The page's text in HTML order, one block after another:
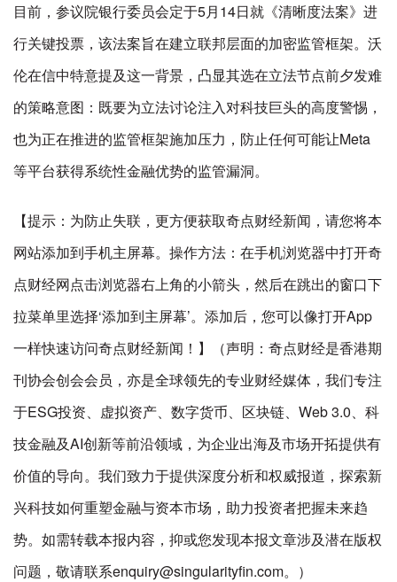
目前，参议院银行委员会定于5月14日就《清晰度法案》进
行关键投票，该法案旨在建立联邦层面的加密监管框架。沃
伦在信中特意提及这一背景，凸显其选在立法节点前夕发难
的策略意图：既要为立法讨论注入对科技巨头的高度警惕，
也为正在推进的监管框架施加压力，防止任何可能让Meta
等平台获得系统性金融优势的监管漏洞。
【提示：为防止失联，更方便获取奇点财经新闻，请您将本
网站添加到手机主屏幕。操作方法：在手机浏览器中打开奇
点财经网点击浏览器右上角的小箭头，然后在跳出的窗口下
拉菜单里选择‘添加到主屏幕’。添加后，您可以像打开App
一样快速访问奇点财经新闻！】（声明：奇点财经是香港期
刊协会创会会员，亦是全球领先的专业财经媒体，我们专注
于ESG投资、虚拟资产、数字货币、区块链、Web 3.0、科
技金融及AI创新等前沿领域，为企业出海及市场开拓提供有
价值的导向。我们致力于提供深度分析和权威报道，探索新
兴科技如何重塑金融与资本市场，助力投资者把握未来趋
势。如需转载本报内容，抑或您发现本报文章涉及潜在版权
问题，敬请联系enquiry@singularityfin.com。）